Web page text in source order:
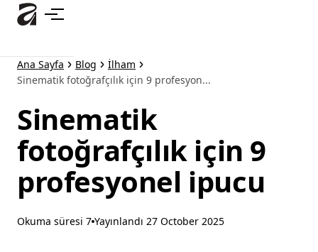
Ana
içeriğe
Ana Sayfa Blog
İlham
Sinematik fotoğrafçılık için 9 profesyon...
Sinematik
fotoğrafçılık için 9
profesyonel ipucu
Okuma süresi 7 Yayınlandı 27 October 2025